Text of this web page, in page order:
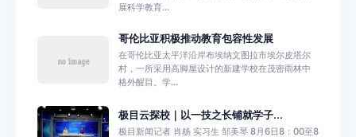
展科学教育...
哥伦比亚积极推动教育包容性发展
在哥伦比亚太平洋沿岸布埃纳文图拉市埃尔皮塔尔
村，一所采用高脚屋设计的新建学校在茂密雨林中
格外醒目。学...
极目云探校｜以一技之长铺就学子...
极目新闻记者 肖杨 实习生 邹美琴 8月6日8：00至8